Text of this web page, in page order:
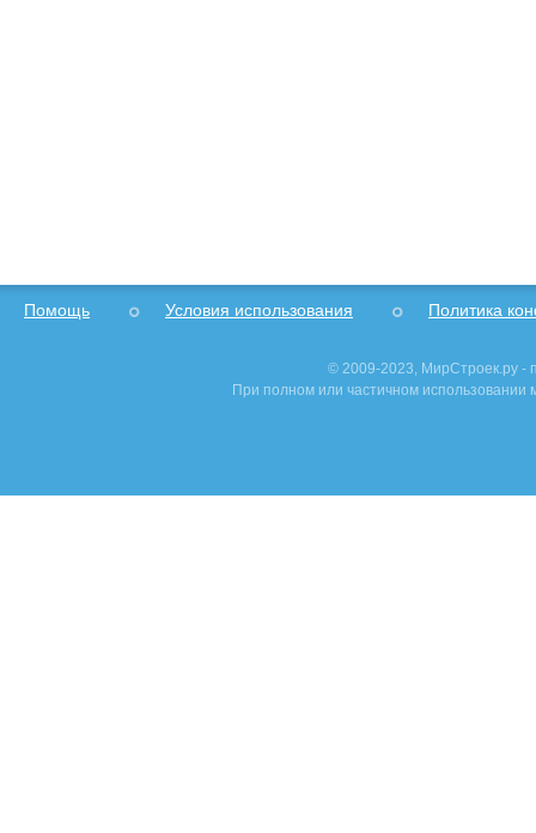
Помощь Условия использования Политика
© 2009-2023, МирСтроек.ру -
При полном или частичном использовании